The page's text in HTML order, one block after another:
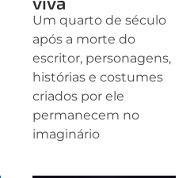
Um quarto de século
após a morte do
escritor, personagens,
histórias e costumes
criados por ele
permanecem no
imaginário